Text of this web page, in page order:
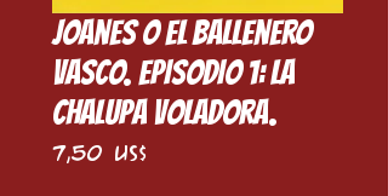
Joanes o el ballenero
vasco. Episodio 1: La
chalupa voladora.
7,50 US$